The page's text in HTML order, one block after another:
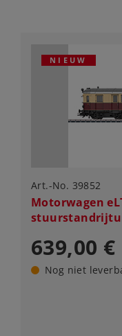
NIEUW
Art.-No. 39852
Motorwagen
639,00 €
Nog niet